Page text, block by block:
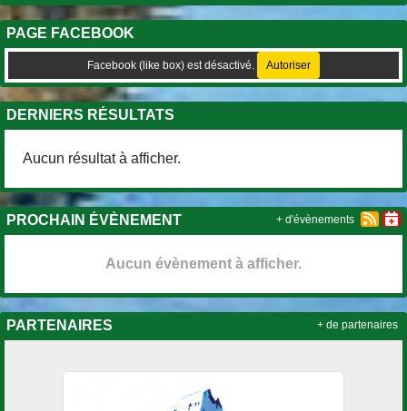
PAGE FACEBOOK
Facebook (like box) est désactivé. Autoriser
DERNIERS RÉSULTATS
Aucun résultat à afficher.
PROCHAIN ÉVÈNEMENT
Aucun évènement à afficher.
+ d'évènements
PARTENAIRES + de partenaires